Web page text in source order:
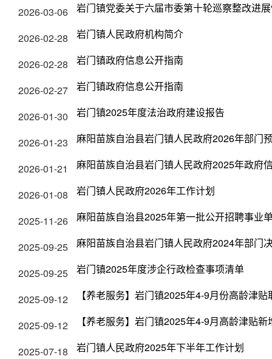
2026-03-06 岩门镇党委关于六届市委第十轮巡察整改进
2026-02-28 岩门镇人民政府机构简介
2026-02-28 岩门镇政府信息公开指南
2026-02-27 岩门镇政府信息公开指南
2026-01-30 岩门镇2025年度法治政府建设报告
2026-01-23 麻阳苗族自治县岩门镇人民政府2026年部门
2026-01-21 麻阳苗族自治县岩门镇人民政府2025年政府
2026-01-08 岩门镇人民政府2026年工作计划
2025-11-26 麻阳苗族自治县2025年第一批公开招聘事业
2025-09-25 麻阳苗族自治县岩门镇人民政府2024年部门
2025-09-25 岩门镇2025年度涉企行政检查事项清单
2025-09-12 【养老服务】岩门镇2025年4-9月份高龄津
2025-09-12 【养老服务】岩门镇2025年4-9月高龄津贴
2025-07-18 岩门镇人民政府2025年下半年工作计划